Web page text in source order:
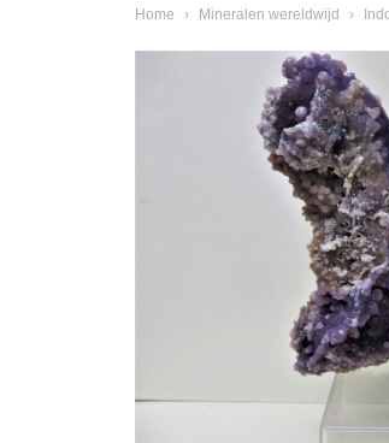
Home › Mineralen wereldwijd ›